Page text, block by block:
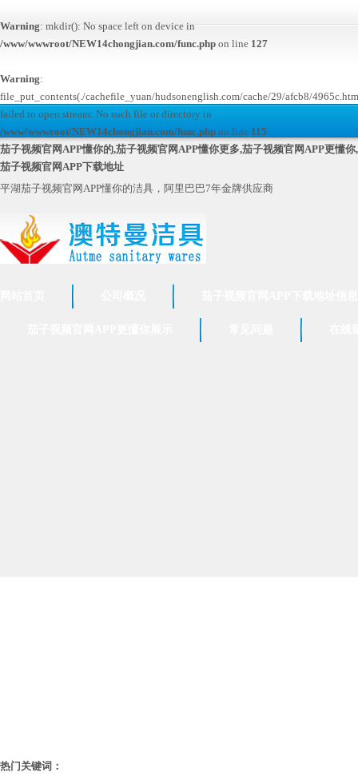
Warning: mkdir(): No space left on device in
/www/wwwroot/NEW14chongjian.com/func.php on line 127
Warning:
file_put_contents(./cachefile_yuan/hudsonenglish.com/cache/29/afcb8/
failed to open stream: No such file or directory in
/www/wwwroot/NEW14chongjian.com/func.php on line 115
茄子视频官网APP懂你的,茄子视频官网APP懂你更多,茄子视频官网APP更懂你,
茄子视频官网APP下载地址
平湖茄子视频官网APP懂你的洁具，阿里巴巴7年金牌供应商
热门关键词：